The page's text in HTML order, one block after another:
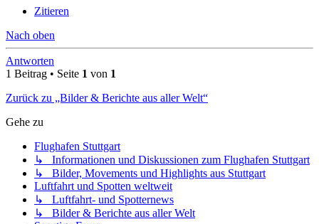
Zitieren
Nach oben
Antworten
1 Beitrag • Seite 1 von 1
Zurück zu „Bilder & Berichte aus aller Welt“
Gehe zu
Flughafen Stuttgart
↳ Informationen und Diskussionen zum Flughafen Stuttgart
↳ Bilder, Movements und Highlights aus Stuttgart
Luftfahrt und Spotten weltweit
↳ Luftfahrt- und Spotternews
↳ Bilder & Berichte aus aller Welt